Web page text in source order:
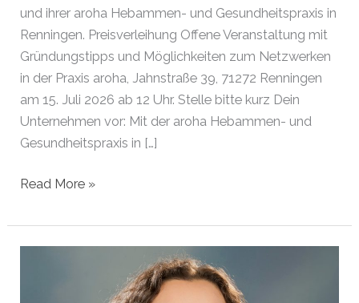
und ihrer aroha Hebammen- und Gesundheitspraxis in
Renningen. Preisverleihung Offene Veranstaltung mit
Gründungstipps und Möglichkeiten zum Netzwerken
in der Praxis aroha, Jahnstraße 39, 71272 Renningen
am 15. Juli 2026 ab 12 Uhr. Stelle bitte kurz Dein
Unternehmen vor: Mit der aroha Hebammen- und
Gesundheitspraxis in […]
Gründerin
Monats
Juli
Read More »